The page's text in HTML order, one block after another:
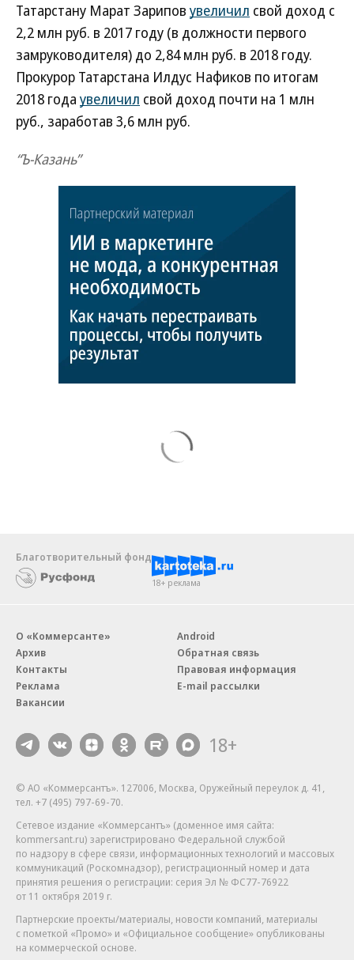
Татарстану Марат Зарипов увеличил свой доход с
2,2 млн руб. в 2017 году (в должности первого
замруководителя) до 2,84 млн руб. в 2018 году.
Прокурор Татарстана Илдус Нафиков по итогам
2018 года увеличил свой доход почти на 1 млн
руб., заработав 3,6 млн руб.
“Ъ-Казань”
Благотворительный фонд
18+ реклама
О «Коммерсанте»
Архив
Контакты
Реклама
Вакансии
Android
Обратная связь
Правовая информация
E-mail рассылки
18+
© АО «Коммерсантъ». 127006, Москва, Оружейный переулок д. 41,
тел. +7 (495) 797-69-70.
Сетевое издание «Коммерсантъ» (доменное имя сайта:
kommersant.ru) зарегистрировано Федеральной службой
по надзору в сфере связи, информационных технологий и массовых
коммуникаций (Роскомнадзор), регистрационный номер и дата
принятия решения о регистрации: серия Эл № ФС77-76922
от 11 октября 2019 г.
Партнерские проекты/материалы, новости компаний, материалы
с пометкой «Промо» и «Официальное сообщение» опубликованы
на коммерческой основе.